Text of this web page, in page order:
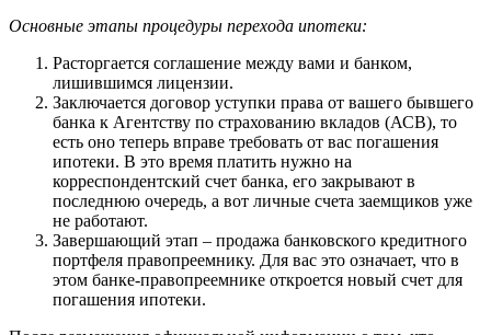
Основные этапы процедуры перехода ипотеки:
Расторгается соглашение между вами и банком,
лишившимся лицензии.
Заключается договор уступки права от вашего бывшего
банка к Агентству по страхованию вкладов (АСВ), то
есть оно теперь вправе требовать от вас погашения
ипотеки. В это время платить нужно на
корреспондентский счет банка, его закрывают в
последнюю очередь, а вот личные счета заемщиков уже
не работают.
Завершающий этап – продажа банковского кредитного
портфеля правопреемнику. Для вас это означает, что в
этом банке-правопреемнике откроется новый счет для
погашения ипотеки.